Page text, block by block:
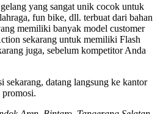
yang sangat unik cocok untuk
fun bike, dll. terbuat dari bahan
memiliki banyak model customer
sekarang untuk memiliki Flash
juga, sebelum kompetitor Anda
sekarang, datang langsung ke kantor